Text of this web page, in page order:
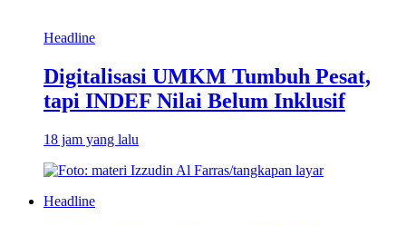
Headline
Digitalisasi UMKM Tumbuh Pesat,
tapi INDEF Nilai Belum Inklusif
18 jam yang lalu
Headline